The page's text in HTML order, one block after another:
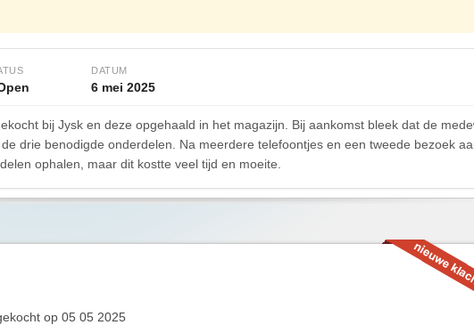
DATUM
6 mei 2025
bij Jysk en deze opgehaald in het magazijn. Bij aankomst bleek dat de
drie benodigde onderdelen. Na meerdere telefoontjes en een tweede bezoek
ophalen, maar dit kostte veel tijd en moeite.
op 05 05 2025